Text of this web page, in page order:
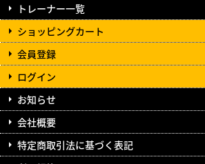
トレーナー一覧
ショッピングカート
会員登録
ログイン
お知らせ
会社概要
特定商取引法に基づく表記